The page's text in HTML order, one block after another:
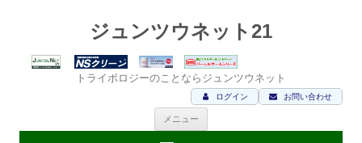
ジュンツウネット21
トライボロジーのことならジュンツウネット
お問い合わせ
ログイン
メニュー